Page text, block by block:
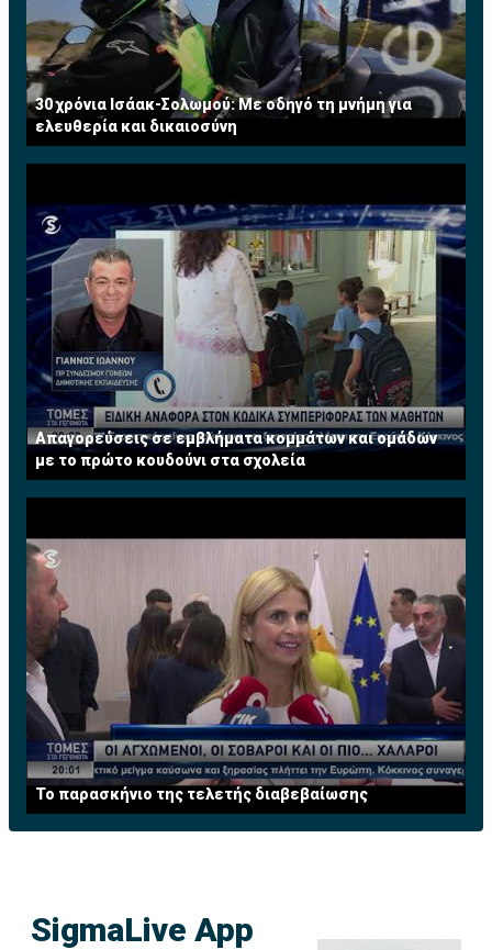
30 χρόνια Ισάακ-Σολωμού: Με οδηγό τη μνήμη για
ελευθερία και δικαιοσύνη
Απαγορεύσεις σε εμβλήματα κομμάτων και ομάδων
με το πρώτο κουδούνι στα σχολεία
Το παρασκήνιο της τελετής διαβεβαίωσης
SigmaLive App